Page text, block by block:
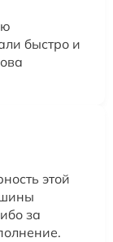
быстро и
этой
за